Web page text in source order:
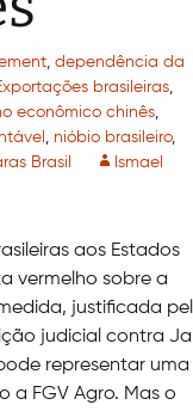
, dependência da
brasileiras,
econômico chinês,
, nióbio brasileiro,
Brasil
Ismael
aos Estados
vermelho sobre a
justificada
judicial contra
representar uma
a FGV Agro. Mas o